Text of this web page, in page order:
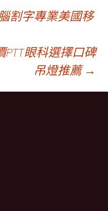
割字專業美國移
眼科選擇口碑
吊燈推薦 →